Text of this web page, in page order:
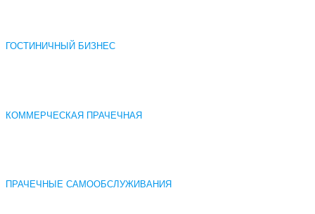
ГОСТИНИЧНЫЙ БИЗНЕС
КОММЕРЧЕСКАЯ ПРАЧЕЧНАЯ
ПРАЧЕЧНЫЕ САМООБСЛУЖИВАНИЯ